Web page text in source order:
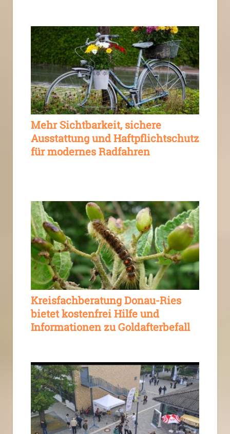
Mehr Sichtbarkeit, sichere
Ausstattung und Haftpflichtschutz
für modernes Radfahren
Kreisfachberatung Donau-Ries
bietet kostenfrei Hilfe und
Informationen zu Goldafterbefall